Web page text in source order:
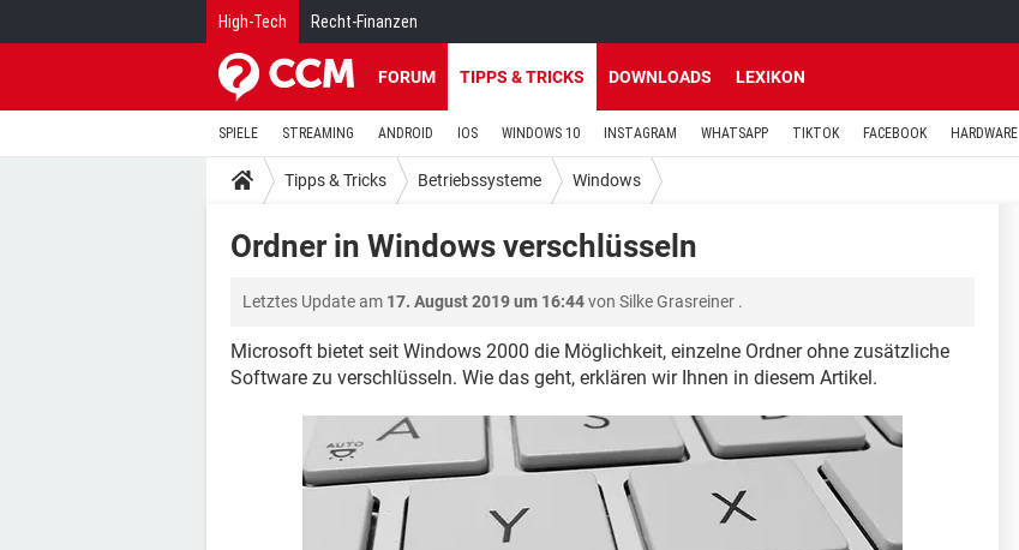
High-Tech Recht-Finanzen
FORUM TIPPS & TRICKS DOWNLOADS LEXIKON
SPIELE STREAMING ANDROID IOS WINDOWS 10 INSTAGRAM WHATSAPP TIKTOK FACEBOOK HARDWARE
Tipps & Tricks Betriebssysteme Windows
Ordner in Windows verschlüsseln
Letztes Update am 17. August 2019 um 16:44von Silke Grasreiner .
Microsoft bietet seit Windows 2000 die Möglichkeit, einzelne Ordner ohne zusätzliche
Software zu verschlüsseln. Wie das geht, erklären wir Ihnen in diesem Artikel.